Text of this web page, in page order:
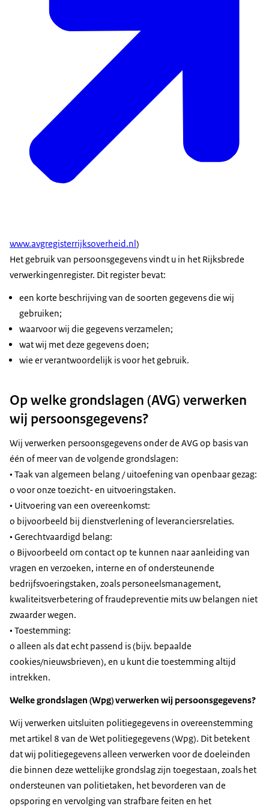
www.avgregisterrijksoverheid.nl)
Het gebruik van persoonsgegevens vindt u in het Rijksbrede
verwerkingenregister. Dit register bevat:
een korte beschrijving van de soorten gegevens die wij
gebruiken;
waarvoor wij die gegevens verzamelen;
wat wij met deze gegevens doen;
wie er verantwoordelijk is voor het gebruik.
Op welke grondslagen (AVG) verwerken
wij persoonsgegevens?
Wij verwerken persoonsgegevens onder de AVG op basis van
één of meer van de volgende grondslagen:
• Taak van algemeen belang / uitoefening van openbaar gezag:
o voor onze toezicht- en uitvoeringstaken.
• Uitvoering van een overeenkomst:
o bijvoorbeeld bij dienstverlening of leveranciersrelaties.
• Gerechtvaardigd belang:
o Bijvoorbeeld om contact op te kunnen naar aanleiding van
vragen en verzoeken, interne en of ondersteunende
bedrijfsvoeringstaken, zoals personeelsmanagement,
kwaliteitsverbetering of fraudepreventie mits uw belangen niet
zwaarder wegen.
• Toestemming:
o alleen als dat echt passend is (bijv. bepaalde
cookies/nieuwsbrieven), en u kunt die toestemming altijd
intrekken.
Welke grondslagen (Wpg) verwerken wij persoonsgegevens?
Wij verwerken uitsluiten politiegegevens in overeenstemming
met artikel 8 van de Wet politiegegevens (Wpg). Dit betekent
dat wij politiegegevens alleen verwerken voor de doeleinden
die binnen deze wettelijke grondslag zijn toegestaan, zoals het
ondersteunen van politietaken, het bevorderen van de
opsporing en vervolging van strafbare feiten en het